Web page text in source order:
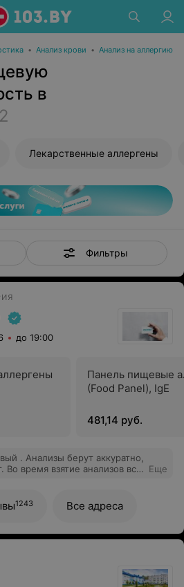
• Анализ крови • Анализ на аллергию
в
2
Лекарственные аллергены
Фильтры
до 19:00
Панель пищевые
(Food Panel), IgE
481,14 руб.
. Анализы берут аккуратно,
Во время взятие анализов всё
Еще
1243 Все адреса